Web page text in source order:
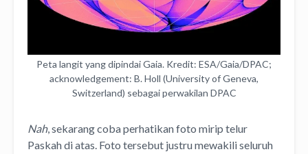
Peta langit yang dipindai Gaia. Kredit: ESA/Gaia/DPAC;
acknowledgement: B. Holl (University of Geneva,
Switzerland) sebagai perwakilan DPAC
Nah, sekarang coba perhatikan foto mirip telur
Paskah di atas. Foto tersebut justru mewakili seluruh